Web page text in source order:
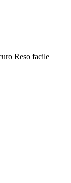
Reso facile